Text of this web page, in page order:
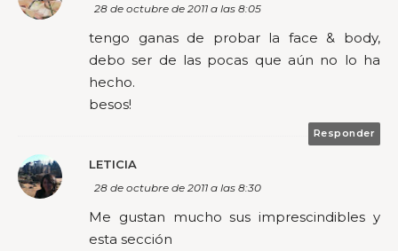
28 de octubre de 2011 a las 8:05
tengo ganas de probar la face & body,
debo ser de las pocas que aún no lo ha
hecho.
besos!
Responder
LETICIA
28 de octubre de 2011 a las 8:30
Me gustan mucho sus imprescindibles y
esta sección